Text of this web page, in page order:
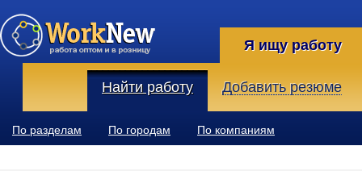
Я ищу работу
Найти работу Добавить резюме
По разделам По городам По компаниям